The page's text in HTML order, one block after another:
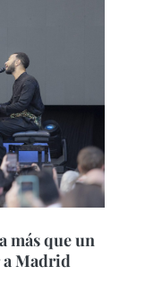
más que un
a Madrid